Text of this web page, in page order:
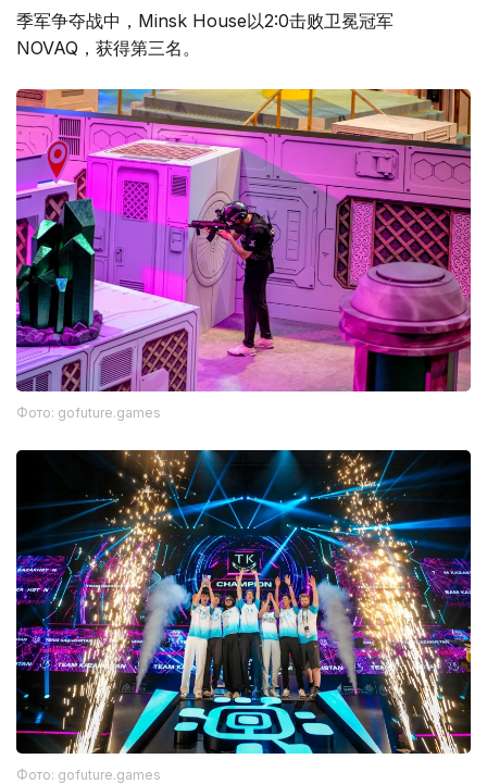
季军争夺战中，Minsk House以2:0击败卫冕冠军
NOVAQ，获得第三名。
Фото: gofuture.games
Фото: gofuture.games